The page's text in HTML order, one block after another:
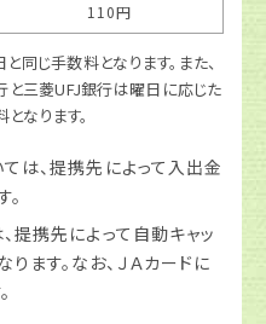
110円
じ手数料となります。また、
と三菱UFJ銀行は曜日に応じた
なります。
は、提携先によって入出金
提携先によって自動キャッ
ます。なお、ＪＡカードに